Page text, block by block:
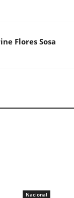
Flores Sosa
Nacional